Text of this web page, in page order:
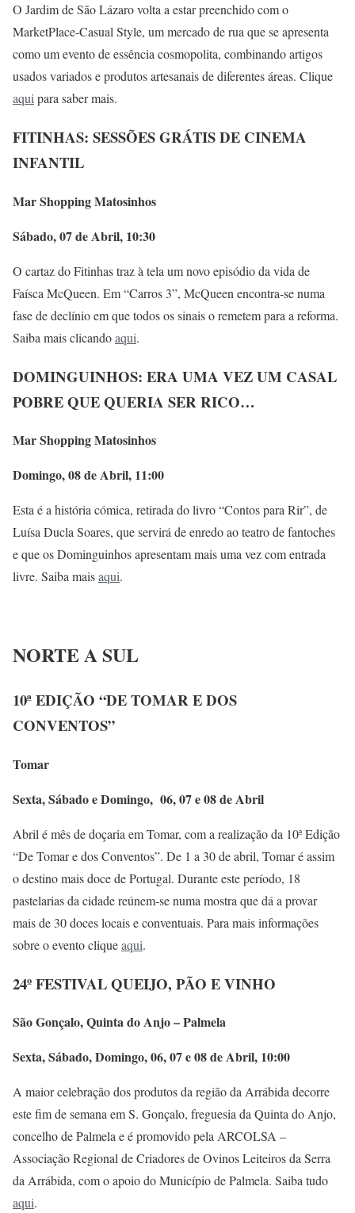
O Jardim de São Lázaro volta a estar preenchido com o
MarketPlace-Casual Style, um mercado de rua que se apresenta
como um evento de essência cosmopolita, combinando artigos
usados variados e produtos artesanais de diferentes áreas. Clique
aquipara saber mais.
FITINHAS: SESSÕES GRÁTIS DE CINEMA
INFANTIL
Mar Shopping Matosinhos
Sábado, 07 de Abril, 10:30
O cartaz do Fitinhas traz à tela um novo episódio da vida de
Faísca McQueen. Em “Carros 3”, McQueen encontra-se numa
fase de declínio em que todos os sinais o remetem para a reforma.
Saiba mais clicandoaqui.
DOMINGUINHOS: ERA UMA VEZ UM CASAL
POBRE QUE QUERIA SER RICO…
Mar Shopping Matosinhos
Domingo, 08 de Abril, 11:00
Esta é a história cómica, retirada do livro “Contos para Rir”, de
Luísa Ducla Soares, que servirá de enredo ao teatro de fantoches
e que os Dominguinhos apresentam mais uma vez com entrada
livre. Saiba maisaqui.
NORTE A SUL
10ª EDIÇÃO “DE TOMAR E DOS
CONVENTOS”
Tomar
Sexta, Sábado e Domingo, 06, 07 e 08 de Abril
Abril é mês de doçaria em Tomar, com a realização da 10ª Edição
“De Tomar e dos Conventos”. De 1 a 30 de abril, Tomar é assim
o destino mais doce de Portugal. Durante este período, 18
pastelarias da cidade reúnem-se numa mostra que dá a provar
mais de 30 doces locais e conventuais. Para mais informações
sobre o evento cliqueaqui.
24º FESTIVAL QUEIJO, PÃO E VINHO
São Gonçalo, Quinta do Anjo – Palmela
Sexta, Sábado, Domingo, 06, 07 e 08 de Abril, 10:00
A maior celebração dos produtos da região da Arrábida decorre
este fim de semana em S. Gonçalo, freguesia da Quinta do Anjo,
concelho de Palmela e é promovido pela ARCOLSA –
Associação Regional de Criadores de Ovinos Leiteiros da Serra
da Arrábida, com o apoio do Município de Palmela. Saiba tudo
aqui.